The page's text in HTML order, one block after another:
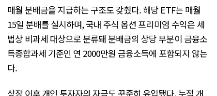
매월 분배금을 지급하는 구조도 갖췄다. 해당 ETF는 매월
15일 분배를 실시하며, 국내 주식 옵션 프리미엄 수익은 세
법상 비과세 대상으로 분류돼 분배금의 상당 부분이 금융소
득종합과세 기준인 연 2000만원 금융소득에 포함되지 않는
다.
상장 이후 개인 투자자의 자금도 꾸준히 유입됐다. 누적 개